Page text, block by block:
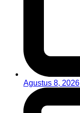
Agustus 8, 2026